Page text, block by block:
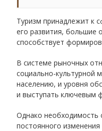
Туризм принадлежит к
его развития, большие
способствует
В системе рыночных
социально-культурной
населению, и уровня
и выступать ключевым
Однако необходимость
постоянного изменения